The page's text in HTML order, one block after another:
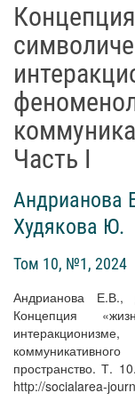
Часть I
Андрианова
Худякова Ю.
Том 10, №1, 2024
Андрианова
Концепция
пространство. Т.
http://socialarea-